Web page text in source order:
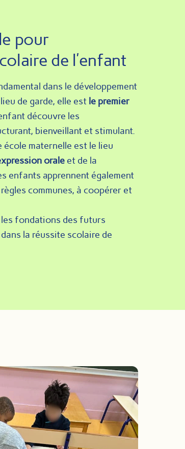
pour
de l’enfant
dans le développement
de garde, elle est le premier
découvre les
bienveillant et stimulant.
maternelle est le lieu
oraleet de la
enfants apprennent également
communes, à coopérer et
fondations des futurs
la réussite scolaire de